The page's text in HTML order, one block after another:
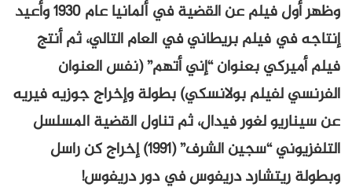
وظهر أول فيلم عن القضية في ألمانيا عام 1930 وأعيد
إنتاجه في فيلم بريطاني في العام التالي، ثم أنتج
فيلم أميركي بعنوان “إني أتهم” (نفس العنوان
الفرنسي لفيلم بولانسكي) بطولة وإخراج جوزيه فيريه
عن سيناريو لغور فيدال، ثم تناول القضية المسلسل
التلفزيوني “سجين الشرف” (1991) إخراج كن راسل
وبطولة ريتشارد دريفوس في دور دريفوس!